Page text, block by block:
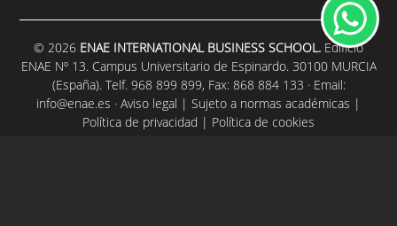
© 2026 ENAE INTERNATIONAL BUSINESS SCHOOL. Edificio
ENAE Nº 13. Campus Universitario de Espinardo. 30100 MURCIA
(España). Telf. 968 899 899, Fax: 868 884 133 · Email:
info@enae.es · Aviso legal | Sujeto a normas académicas |
Política de privacidad | Política de cookies